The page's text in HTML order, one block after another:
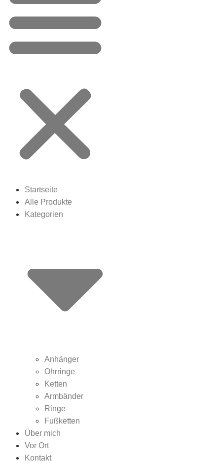
Startseite
Alle Produkte
Kategorien
Anhänger
Ohrringe
Ketten
Armbänder
Ringe
Fußketten
Über mich
Vor Ort
Kontakt